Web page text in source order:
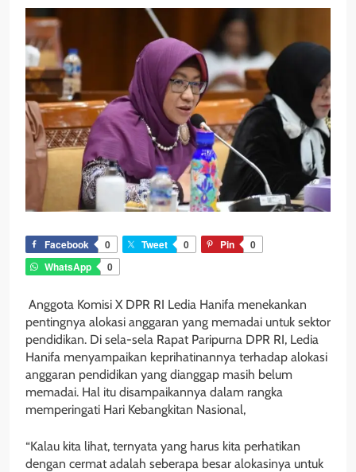
Facebook 0 Tweet 0 Pin
0
WhatsApp
0
Anggota Komisi X DPR RI Ledia Hanifa menekankan
pentingnya alokasi anggaran yang memadai untuk sektor
pendidikan. Di sela-sela Rapat Paripurna DPR RI, Ledia
Hanifa menyampaikan keprihatinannya terhadap alokasi
anggaran pendidikan yang dianggap masih belum
memadai. Hal itu disampaikannya dalam rangka
memperingati Hari Kebangkitan Nasional,
“Kalau kita lihat, ternyata yang harus kita perhatikan
dengan cermat adalah seberapa besar alokasinya untuk